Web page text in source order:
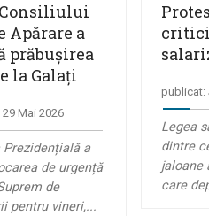
Apărare a
prăbușirea
la Galați
Mai 2026
a
de urgență
de
pentru vineri,...
publicat:
Legea
dintre
jaloane
care